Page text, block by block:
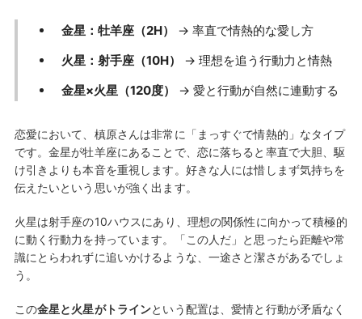
金星：牡羊座（2H）
→ 率直で情熱的な愛し方
火星：射手座（10H）
→ 理想を追う行動力と情熱
金星×火星（120度）
→ 愛と行動が自然に連動する
恋愛において、槙原さんは非常に「まっすぐで情熱的」なタイプ
です。金星が牡羊座にあることで、恋に落ちると率直で大胆、駆
け引きよりも本音を重視します。好きな人には惜しまず気持ちを
伝えたいという思いが強く出ます。
火星は射手座の10ハウスにあり、理想の関係性に向かって積極的
に動く行動力を持っています。「この人だ」と思ったら距離や常
識にとらわれずに追いかけるような、一途さと潔さがあるでしょ
う。
この金星と火星がトラインという配置は、愛情と行動が矛盾なく